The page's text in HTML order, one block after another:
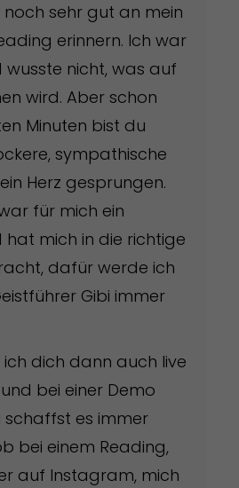
noch sehr gut an mein
erinnern. Ich war
wusste nicht, was auf
wird. Aber schon
Minuten bist du
sympathische
Herz gesprungen.
für mich ein
hat mich in die richtige
dafür werde ich
Gibi immer
ich dich dann auch live
bei einer Demo
schaffst es immer
bei einem Reading,
auf Instagram, mich